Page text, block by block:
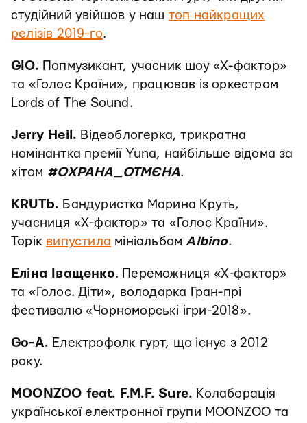
студійний увійшов у наш топ найкращих
релізів 2019-го.
GIO. Попмузикант, учасник шоу «Х-фактор»
та «Голос Країни», працював із оркестром
Lords of The Sound.
Jerry Heil. Відеоблогерка, трикратна
номінантка премії Yuna, найбільше відома за
хітом #ОХРАНА_ОТМЄНА.
KRUTЬ. Бандуристка Марина Круть,
учасниця «Х-фактор» та «Голос Країни».
Торік випустила мініальбомAlbino.
Еліна Іващенко. Переможниця «Х-фактор»
та «Голос. Діти», володарка Гран-прі
фестивалю «Чорноморські ігри-2018».
Go-A. Електрофолк гурт, що існує з 2012
року.
MOONZOO feat. F.M.F. Sure. Колаборація
української електронної групи MOONZOO та